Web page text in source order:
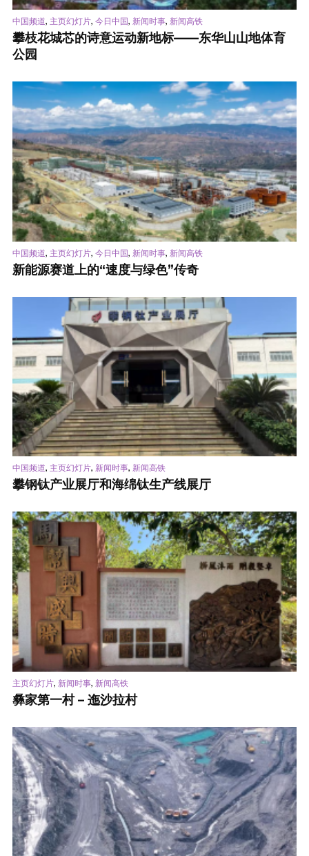
中国频道, 主页幻灯片, 今日中国, 新闻时事, 新闻高铁
攀枝花城芯的诗意运动新地标——东华山山地体育
公园
中国频道, 主页幻灯片, 今日中国, 新闻时事, 新闻高铁
新能源赛道上的“速度与绿色”传奇
中国频道, 主页幻灯片, 新闻时事, 新闻高铁
攀钢钛产业展厅和海绵钛生产线展厅
主页幻灯片, 新闻时事, 新闻高铁
彝家第一村 – 迤沙拉村